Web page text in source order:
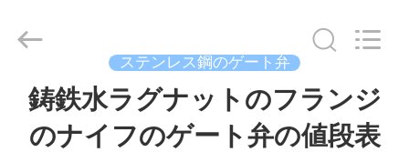
2021
GROUP
CHINA.
Reserved.
ステンレス鋼のゲート弁
鋳鉄水ラグナットのフランジ
のナイフのゲート弁の値段表